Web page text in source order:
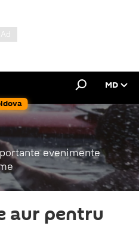
MD
evenimente
aur pentru